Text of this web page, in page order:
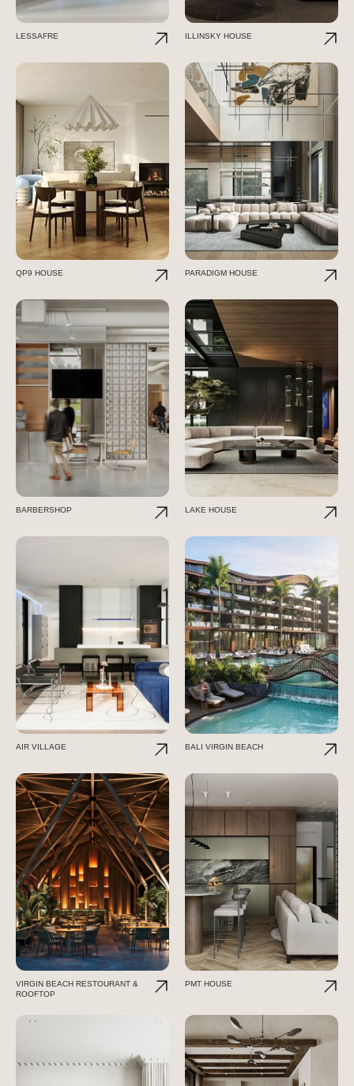
LESSAFRE ILLINSKY HOUSE
QP9 HOUSE PARADIGM HOUSE
BARBERSHOP LAKE HOUSE
AIR VILLAGE BALI VIRGIN BEACH
VIRGIN BEACH RESTOURANT &
ROOFTOP
PMT HOUSE